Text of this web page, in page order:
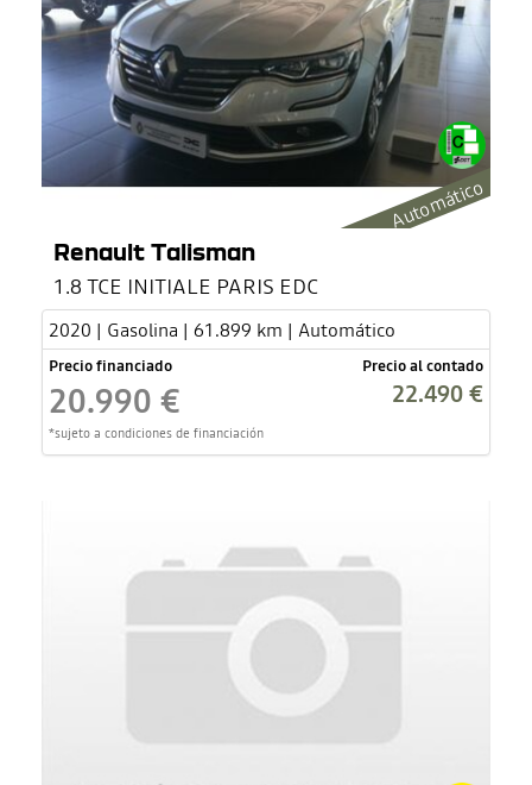
Automático
Renault Talisman
1.8 TCE INITIALE PARIS EDC
2020 | Gasolina | 61.899 km | Automático
Precio financiado
20.990 €
*sujeto a condiciones de financiación
Precio al contado
22.490 €